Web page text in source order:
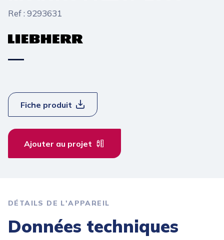
Ref : 9293631
Fiche produit
Ajouter au projet
DÉTAILS DE L'APPAREIL
Données techniques